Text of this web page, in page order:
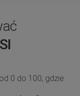
0 do 100, gdzie